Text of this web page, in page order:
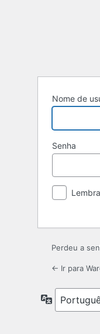
Nome de
Senha
Perdeu a
← Ir para
Idioma